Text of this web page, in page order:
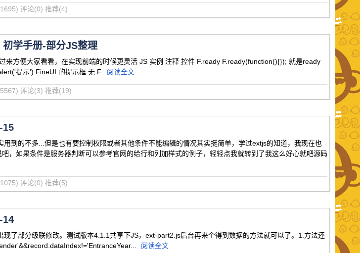
评论(0) 推荐(4)
学手册-部分JS整理
来方便大家看看，在实现前端的时候更灵活 JS 实例 注释 控件 F.ready F.ready(function(){}); 就是ready
提示') FineUI 的提示框 无 F.
阅读全文
评论(3) 推荐(19)
15
到的不多...但是也有要控制权限或者其他条件不能编辑的情况其实挺简单，学过extjs的知道，我现在也
，如果条件是服务器判断可以参考官网的给行和列加样式的例子，轻轻点我就转到了我这么好心就吧源码
评论(0) 推荐(5)
14
了部分级联修改。测试版本4.1.1共享下JS，ext-part2.js后台再来个得到数据的方法就可以了。1.方法还
阅读全文